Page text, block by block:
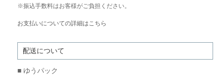
※振込手数料はお客様がご負担ください。
お支払いについての詳細はこちら
配送について
■ ゆうパック